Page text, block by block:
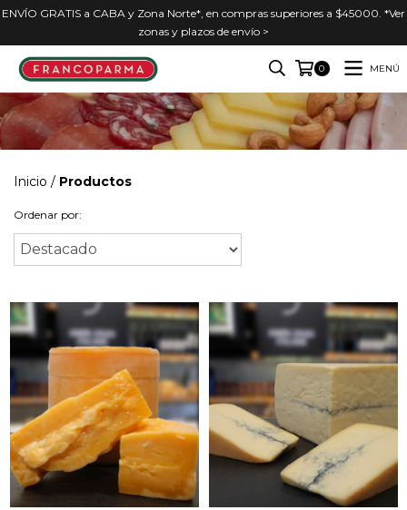
ENVÍO GRATIS a CABA y Zona Norte*, en compras superiores a $45000. *Ver
zonas y plazos de envío >
0 MENÚ
Inicio / Productos
Ordenar por: